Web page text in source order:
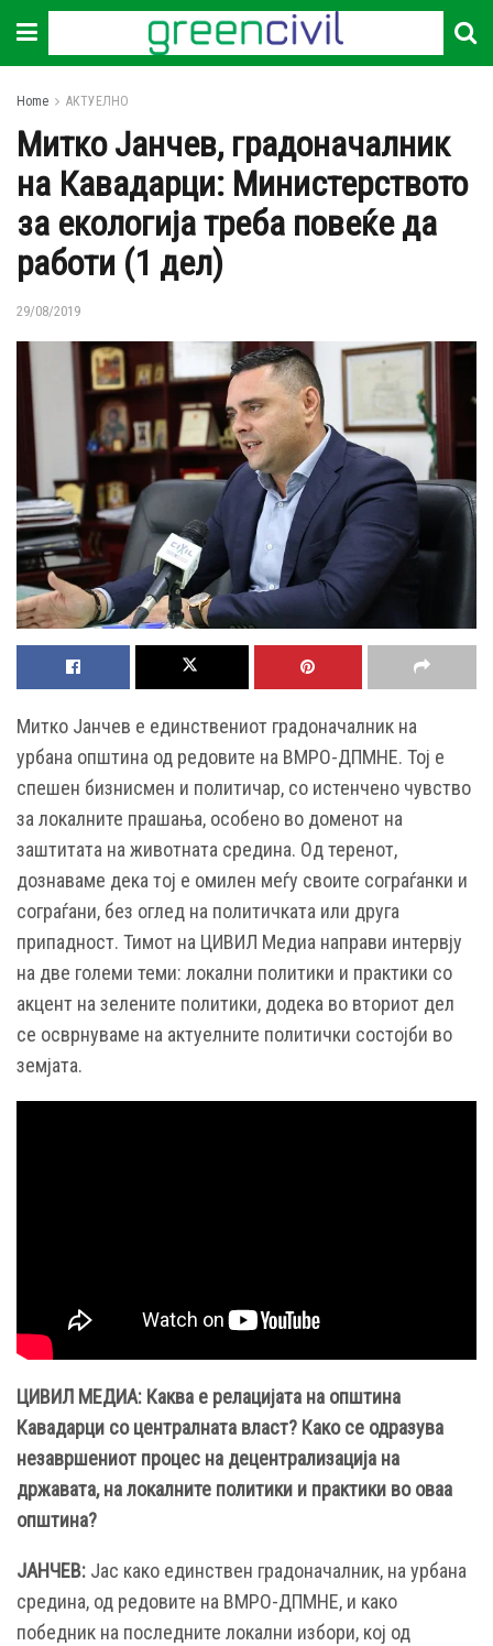
Home АКТУЕЛНО
Митко Јанчев, градоначалник
на Кавадарци: Министерството
за екологија треба повеќе да
работи (1 дел)
29/08/2019
Митко Јанчев е единствениот градоначалник на
урбана општина од редовите на ВМРО-ДПМНЕ. Тој е
спешен бизнисмен и политичар, со истенчено чувство
за локалните прашања, особено во доменот на
заштитата на животната средина. Од теренот,
дознаваме дека тој е омилен меѓу своите сограѓанки и
сограѓани, без оглед на политичката или друга
припадност. Тимот на ЦИВИЛ Медиа направи интервју
на две големи теми: локални политики и практики со
акцент на зелените политики, додека во вториот дел
се осврнуваме на актуелните политички состојби во
земјата.
ЦИВИЛ МЕДИА: Каква е релацијата на општина
Кавадарци со централната власт? Како се одразува
незавршениот процес на децентрализација на
државата, на локалните политики и практики во оваа
општина?
ЈАНЧЕВ: Јас како единствен градоначалник, на урбана
средина, од редовите на ВМРО-ДПМНЕ, и како
победник на последните локални избори, кој од